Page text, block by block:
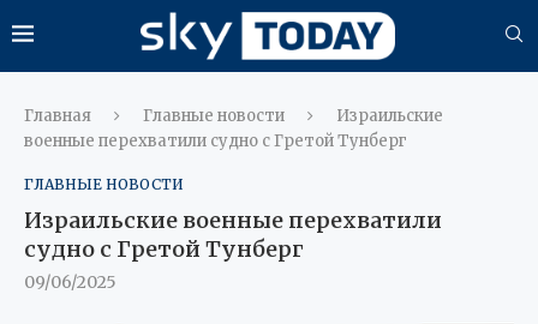
Главная Главные новости
Израильские
военные перехватили судно с Гретой Тунберг
ГЛАВНЫЕ НОВОСТИ
Израильские военные перехватили
судно с Гретой Тунберг
09/06/2025